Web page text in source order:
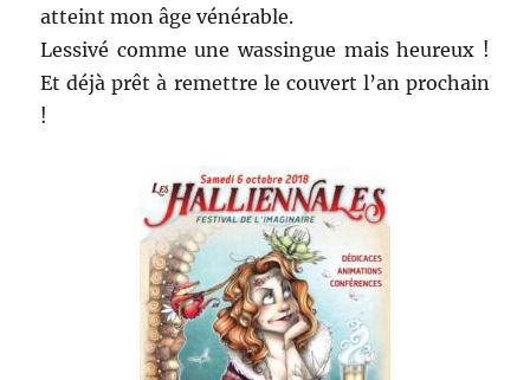
atteint mon âge vénérable.
Lessivé comme une wassingue mais heureux !
Et déjà prêt à remettre le couvert l’an prochain
!